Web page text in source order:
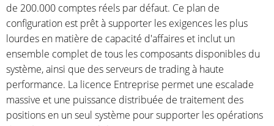
de 200.000 comptes réels par défaut. Ce plan de
configuration est prêt à supporter les exigences les plus
lourdes en matière de capacité d'affaires et inclut un
ensemble complet de tous les composants disponibles du
système, ainsi que des serveurs de trading à haute
performance. La licence Entreprise permet une escalade
massive et une puissance distribuée de traitement des
positions en un seul système pour supporter les opérations